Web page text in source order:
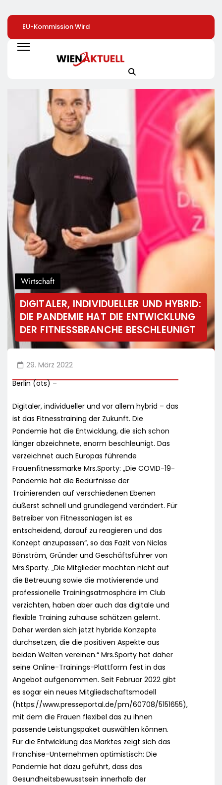
EU-Kommission Wird
Zur „Zentrale Der
Tierindustrie“ /
Tierschutzorganisation
Projektion In Brüssel
Die Nähe Der EU-
Kommission Zur
Tierindustrie An
Kleinen Preis: Lidl
Preise Für Schokolade
Prozent Günstiger
Eröffnet Offiziell
Wirtschaft
DIGITALER, INDIVIDUELLER UND HYBRID:
DIE PANDEMIE HAT DIE ENTWICKLUNG
DER FITNESSBRANCHE BESCHLEUNIGT
29. März 2022
Berlin (ots) –
Digitaler, individueller und vor allem hybrid – das
ist das Fitnesstraining der Zukunft. Die
Pandemie hat die Entwicklung, die sich schon
länger abzeichnete, enorm beschleunigt. Das
verzeichnet auch Europas führende
Frauenfitnessmarke Mrs.Sporty: „Die COVID-19-
Pandemie hat die Bedürfnisse der
Trainierenden auf verschiedenen Ebenen
äußerst schnell und grundlegend verändert. Für
Betreiber von Fitnessanlagen ist es
entscheidend, darauf zu reagieren und das
Konzept anzupassen“, so das Fazit von Niclas
Bönström, Gründer und Geschäftsführer von
Mrs.Sporty. „Die Mitglieder möchten nicht auf
die Betreuung sowie die motivierende und
professionelle Trainingsatmosphäre im Club
verzichten, haben aber auch das digitale und
flexible Training zuhause schätzen gelernt.
Daher werden sich jetzt hybride Konzepte
durchsetzen, die die positiven Aspekte aus
beiden Welten vereinen.“ Mrs.Sporty hat daher
seine Online-Trainings-Plattform fest in das
Angebot aufgenommen. Seit Februar 2022 gibt
es sogar ein neues Mitgliedschaftsmodell
(https://www.presseportal.de/pm/60708/5151655),
mit dem die Frauen flexibel das zu ihnen
passende Leistungspaket auswählen können.
Für die Entwicklung des Marktes zeigt sich das
Franchise-Unternehmen optimistisch: Die
Pandemie hat dazu geführt, dass das
Gesundheitsbewusstsein innerhalb der